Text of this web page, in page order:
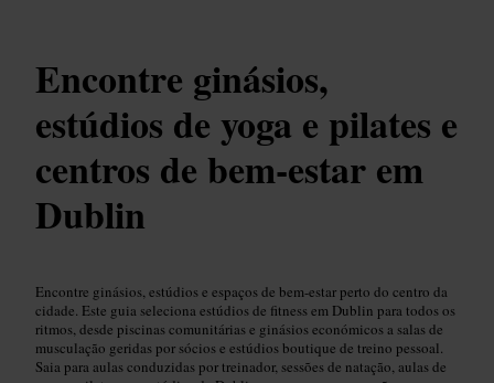
Encontre ginásios,
estúdios de yoga e pilates e
centros de bem-estar em
Dublin
Encontre ginásios, estúdios e espaços de bem-estar perto do centro da
cidade. Este guia seleciona estúdios de fitness em Dublin para todos os
ritmos, desde piscinas comunitárias e ginásios económicos a salas de
musculação geridas por sócios e estúdios boutique de treino pessoal.
Saia para aulas conduzidas por treinador, sessões de natação, aulas de